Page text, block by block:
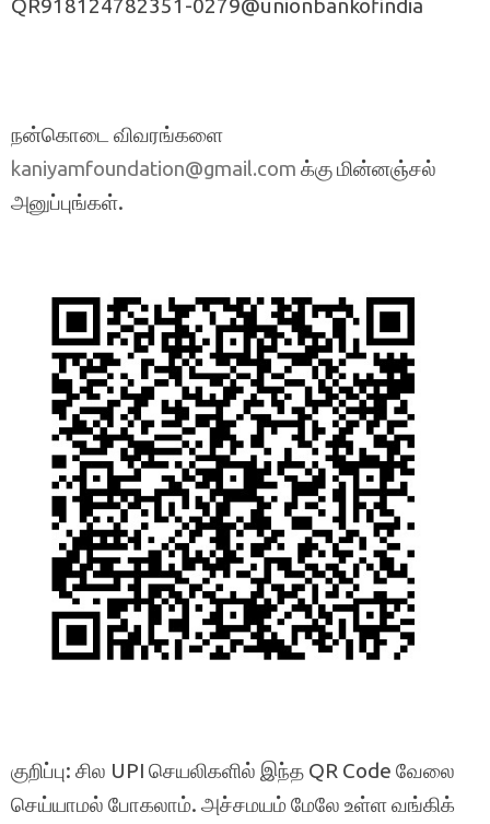
QR918124782351-0279@unionbankofindia
நன்கொடை விவரங்களை
kaniyamfoundation@gmail.com க்கு மின்னஞ்சல்
அனுப்புங்கள்.
குறிப்பு: சில UPI செயலிகளில் இந்த QR Code வேலை
செய்யாமல் போகலாம். அச்சமயம் மேலே உள்ள வங்கிக்